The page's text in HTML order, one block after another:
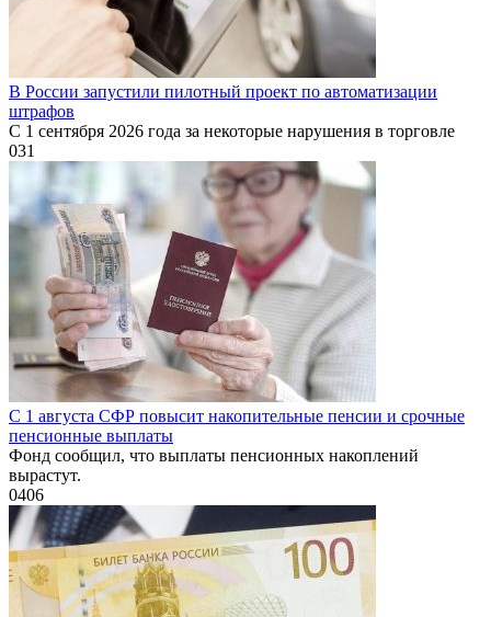
В России запустили пилотный проект по автоматизации
штрафов
С 1 сентября 2026 года за некоторые нарушения в торговле
031
С 1 августа СФР повысит накопительные пенсии и срочные
пенсионные выплаты
Фонд сообщил, что выплаты пенсионных накоплений
вырастут.
0406